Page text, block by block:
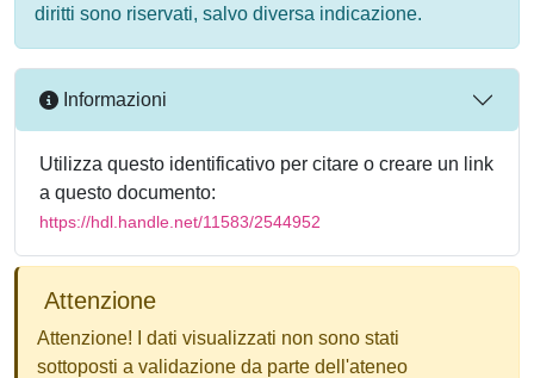
diritti sono riservati, salvo diversa indicazione.
Informazioni
Utilizza questo identificativo per citare o creare un link
a questo documento:
https://hdl.handle.net/11583/2544952
Attenzione
Attenzione! I dati visualizzati non sono stati
sottoposti a validazione da parte dell'ateneo